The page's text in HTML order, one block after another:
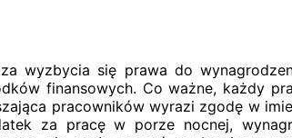
wyzbycia się prawa do
finansowych. Co ważne, każdy
pracowników wyrazi zgodę w
za pracę w porze nocnej,